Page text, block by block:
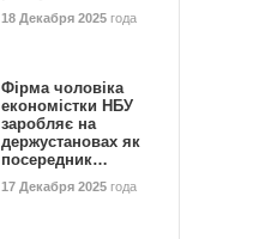
18 Декабря 2025 года
Фірма чоловіка
економістки НБУ
заробляє на
держустановах як
посередник…
17 Декабря 2025 года